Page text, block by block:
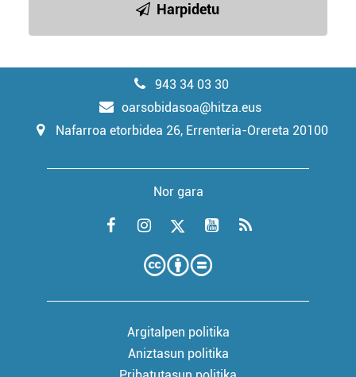
Harpidetu
943 34 03 30
oarsobidasoa@hitza.eus
Nafarroa etorbidea 26, Errenteria-Orereta 20100
Nor gara
Argitalpen politika
Aniztasun politika